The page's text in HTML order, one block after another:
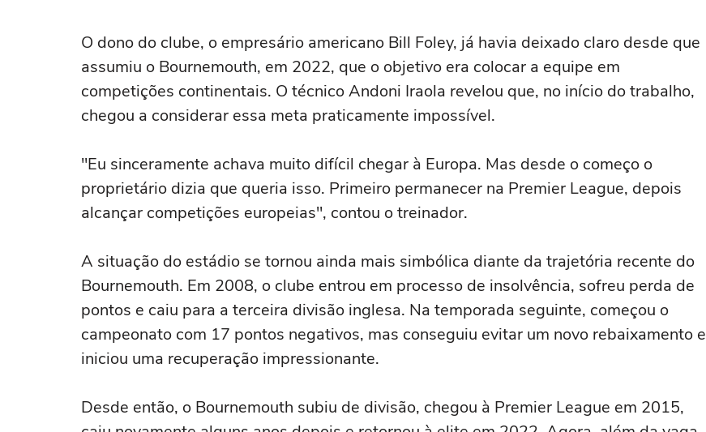
O dono do clube, o empresário americano Bill Foley, já havia deixado claro desde que
assumiu o Bournemouth, em 2022, que o objetivo era colocar a equipe em
competições continentais. O técnico Andoni Iraola revelou que, no início do trabalho,
chegou a considerar essa meta praticamente impossível.
"Eu sinceramente achava muito difícil chegar à Europa. Mas desde o começo o
proprietário dizia que queria isso. Primeiro permanecer na Premier League, depois
alcançar competições europeias", contou o treinador.
A situação do estádio se tornou ainda mais simbólica diante da trajetória recente do
Bournemouth. Em 2008, o clube entrou em processo de insolvência, sofreu perda de
pontos e caiu para a terceira divisão inglesa. Na temporada seguinte, começou o
campeonato com 17 pontos negativos, mas conseguiu evitar um novo rebaixamento e
iniciou uma recuperação impressionante.
Desde então, o Bournemouth subiu de divisão, chegou à Premier League em 2015,